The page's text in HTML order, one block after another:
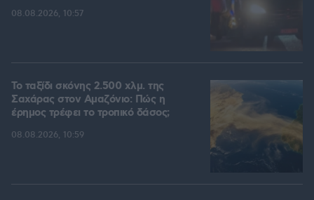
08.08.2026, 10:57
Το ταξίδι σκόνης 2.500 χλμ. της
Σαχάρας στον Αμαζόνιο: Πώς η
έρημος τρέφει το τροπικό δάσος;
08.08.2026, 10:59